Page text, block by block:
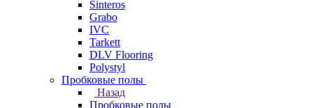
Sinteros
Grabo
IVC
Tarkett
DLV Flooring
Polystyl
Пробковые полы
Назад
Пробковые полы